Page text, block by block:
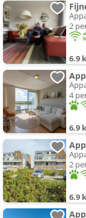
2
6.9
4
6.9
2
6.9